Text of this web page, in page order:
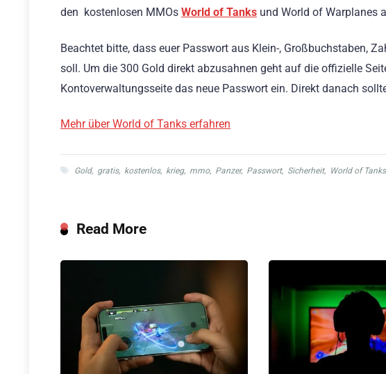
den kostenlosen MMOs World of Tanks und World of Warplanes
Beachtet bitte, dass euer Passwort aus Klein-, Großbuchstaben,
soll. Um die 300 Gold direkt abzusahnen geht auf die offizielle
Kontoverwaltungsseite das neue Passwort ein. Direkt danach
Mehr über World of Tanks erfahren
Gold, gratis, kostenlos, krieg, mmo, Panzer, Passwort, Sicherheit, World of Tanks
Read More